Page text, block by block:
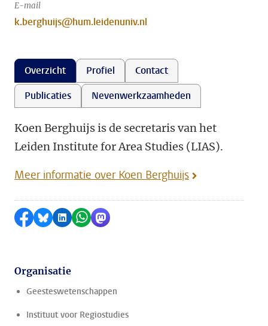
E-mail
k.berghuijs@hum.leidenuniv.nl
Overzicht Profiel
Contact
Publicaties
Nevenwerkzaamheden
Koen Berghuijs is de secretaris van het
Leiden Institute for Area Studies (LIAS).
Meer informatie over Koen Berghuijs
Delen op Facebook
Delen via Bluesky
Delen op LinkedIn
Delen via WhatsApp
Delen via Mastodon
Organisatie
Geesteswetenschappen
Instituut voor Regiostudies